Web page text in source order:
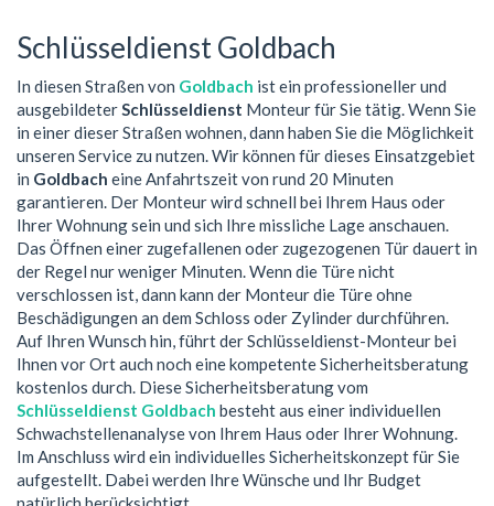
Schlüsseldienst Goldbach
In diesen Straßen von Goldbach ist ein professioneller und
ausgebildeterSchlüsseldienst Monteur für Sie tätig. Wenn Sie
in einer dieser Straßen wohnen, dann haben Sie die Möglichkeit
unseren Service zu nutzen. Wir können für dieses Einsatzgebiet
in Goldbach eine Anfahrtszeit von rund 20 Minuten
garantieren. Der Monteur wird schnell bei Ihrem Haus oder
Ihrer Wohnung sein und sich Ihre missliche Lage anschauen.
Das Öffnen einer zugefallenen oder zugezogenen Tür dauert in
der Regel nur weniger Minuten. Wenn die Türe nicht
verschlossen ist, dann kann der Monteur die Türe ohne
Beschädigungen an dem Schloss oder Zylinder durchführen.
Auf Ihren Wunsch hin, führt der Schlüsseldienst-Monteur bei
Ihnen vor Ort auch noch eine kompetente Sicherheitsberatung
kostenlos durch. Diese Sicherheitsberatung vom
Schlüsseldienst Goldbach besteht aus einer individuellen
Schwachstellenanalyse von Ihrem Haus oder Ihrer Wohnung.
Im Anschluss wird ein individuelles Sicherheitskonzept für Sie
aufgestellt. Dabei werden Ihre Wünsche und Ihr Budget